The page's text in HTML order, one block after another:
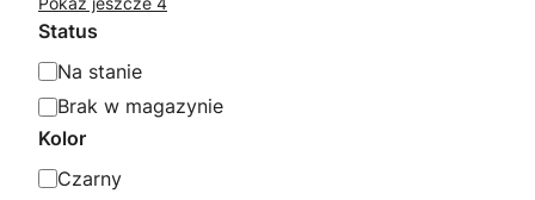
Status
S
t
a
t
Na stanie
Brak w magazynie
Kolor
K Czarny